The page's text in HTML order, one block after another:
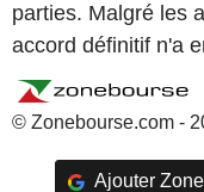
parties. Malgré les
accord définitif n'a
© Zonebourse.com -
Ajouter